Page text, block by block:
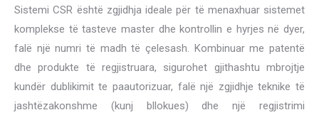
Sistemi CSR është zgjidhja ideale për të menaxhuar sistemet
komplekse të tasteve master dhe kontrollin e hyrjes në dyer,
falë një numri të madh të çelesash. Kombinuar me patentë
dhe produkte të regjistruara, sigurohet gjithashtu mbrojtje
kundër dublikimit te paautorizuar, falë një zgjidhje teknike të
jashtëzakonshme (kunj bllokues) dhe një regjistrimi